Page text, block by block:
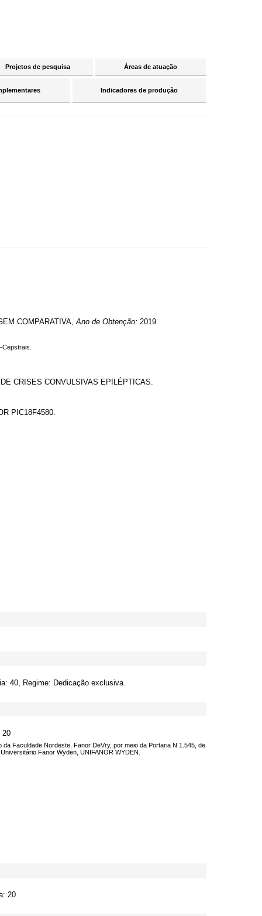
Projetos de pesquisa Áreas de atuação
Indicadores de produção
COMPARATIVA,Ano de Obtenção: 2019.
CRISES CONVULSIVAS EPILÉPTICAS.
PIC18F4580.
40, Regime: Dedicação exclusiva.
20
Faculdade Nordeste, Fanor DeVry, por meio da Portaria N 1.545, de
Fanor Wyden, UNIFANOR WYDEN.
20